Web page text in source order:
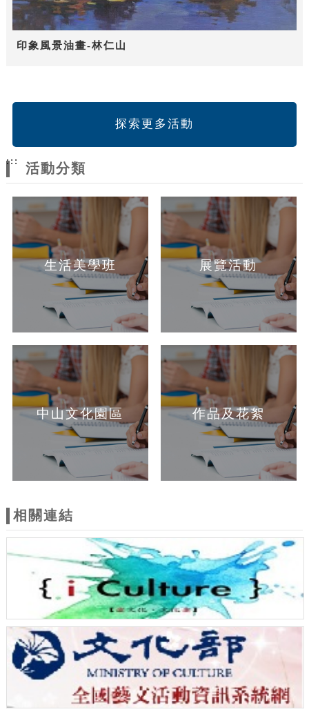
印象風景油畫-林仁山
探索更多活動
:::
活動分類
生活美學班 展覽活動
中山文化園區 作品及花絮
相關連結